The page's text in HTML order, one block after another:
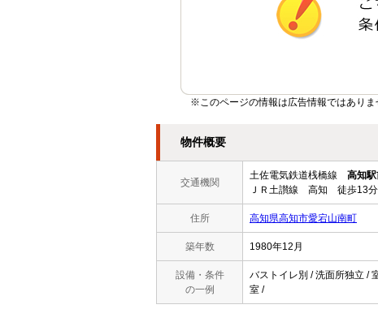
※このページの情報は広告情報ではありま
物件概要
交通機関
土佐電気鉄道桟橋線 高知
ＪＲ土讃線 高知 徒歩13分
住所 高知県高知市愛宕山南町
築年数 1980年12月
設備・条件
の一例
バストイレ別 / 洗面所独立 /
室 /